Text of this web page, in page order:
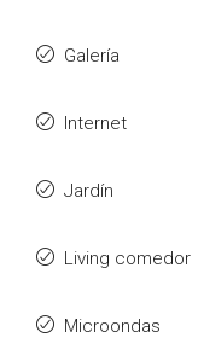
Galería
Internet
Jardín
Living comedor
Microondas